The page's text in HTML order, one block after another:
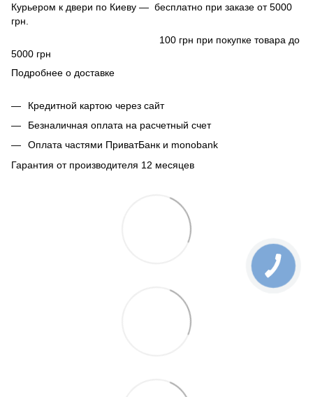
Курьером к двери по Киеву — бесплатно при заказе от 5000
грн.
100 грн при покупке товара до
5000 грн
Подробнее о доставке
Кредитной картою через сайт
Безналичная оплата на расчетный счет
Оплата частями ПриватБанк и monobank
Гарантия от производителя 12 месяцев